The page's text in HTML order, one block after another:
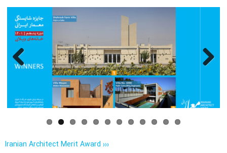
Previo
Iranian Architect Merit Award ›››